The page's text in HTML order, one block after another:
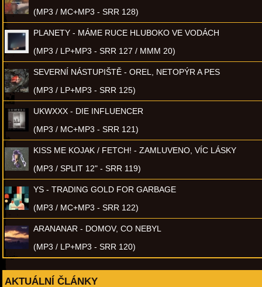
(MP3 / MC+MP3 - SRR 128)
PLANETY - MÁME RUCE HLUBOKO VE VODÁCH
(MP3 / LP+MP3 - SRR 127 / MMM 20)
SEVERNÍ NÁSTUPIŠTĚ - OREL, NETOPÝR A PES
(MP3 / LP+MP3 - SRR 125)
UKWXXX - DIE INFLUENCER
(MP3 / MC+MP3 - SRR 121)
KISS ME KOJAK / FETCH! - ZAMLUVENO, VÍC LÁSKY
(MP3 / SPLIT 12" - SRR 119)
YS - TRADING GOLD FOR GARBAGE
(MP3 / MC+MP3 - SRR 122)
ARANANAR - DOMOV, CO NEBYL
(MP3 / LP+MP3 - SRR 120)
AKTUÁLNÍ ČLÁNKY